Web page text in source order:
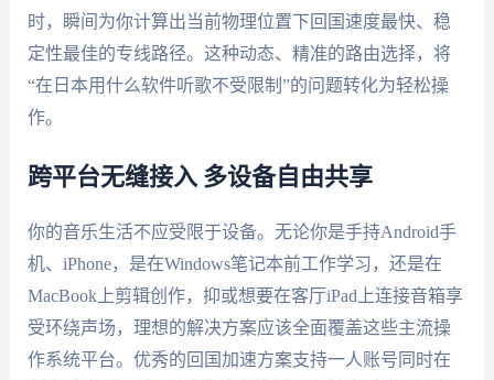
时，瞬间为你计算出当前物理位置下回国速度最快、稳
定性最佳的专线路径。这种动态、精准的路由选择，将
“在日本用什么软件听歌不受限制”的问题转化为轻松操
作。
跨平台无缝接入 多设备自由共享
你的音乐生活不应受限于设备。无论你是手持Android手
机、iPhone，是在Windows笔记本前工作学习，还是在
MacBook上剪辑创作，抑或想要在客厅iPad上连接音箱享
受环绕声场，理想的解决方案应该全面覆盖这些主流操
作系统平台。优秀的回国加速方案支持一人账号同时在